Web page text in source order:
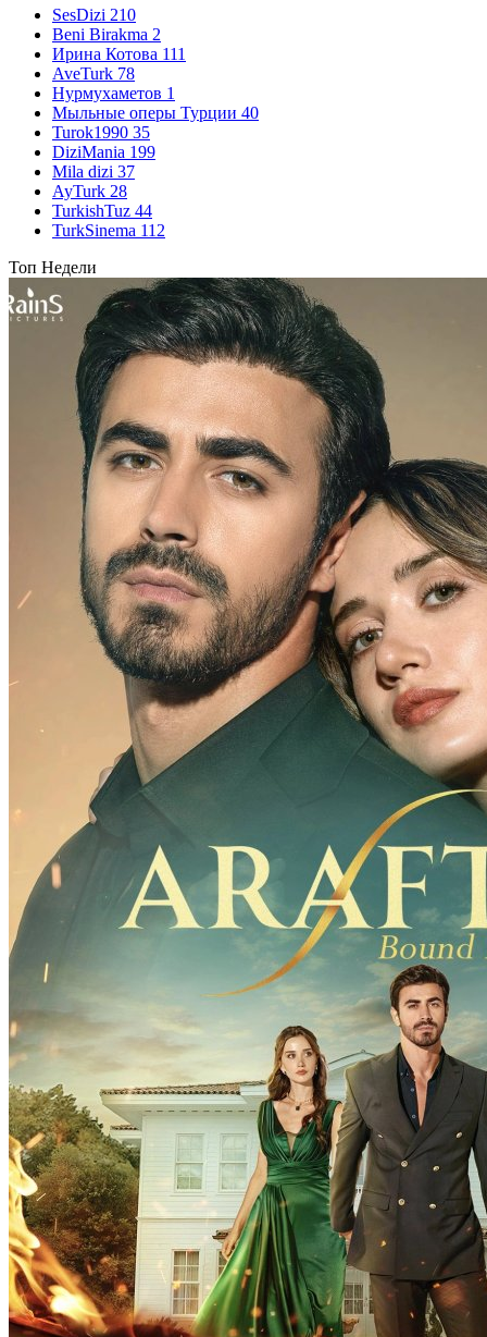
SesDizi 210
Beni Birakma 2
Ирина Котова 111
AveTurk 78
Нурмухаметов 1
Мыльные оперы Турции 40
Turok1990 35
DiziMania 199
Mila dizi 37
AyTurk 28
TurkishTuz 44
TurkSinema 112
Топ Недели